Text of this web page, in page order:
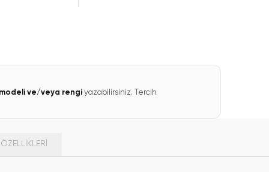
modeli ve/veya rengi yazabilirsiniz. Tercih